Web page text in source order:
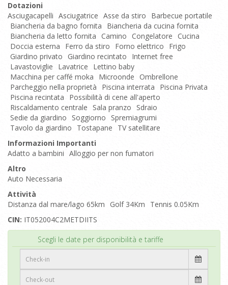
Dotazioni
Asciugacapelli Asciugatrice Asse da stiro
Barbecue portatile
Biancheria da bagno fornita
Biancheria da cucina fornita
Biancheria da letto fornita
Camino Congelatore
Cucina
Doccia esterna
Ferro da stiro Forno elettrico
Frigo
Giardino privato
Giardino recintato
Internet free
Lavastoviglie
Lavatrice
Lettino baby
Macchina per caffé moka
Microonde
Ombrellone
Parcheggio nella proprietà
Piscina interrata
Piscina Privata
Piscina recintata
Possibilità di cene all'aperto
Riscaldamento centrale Sala pranzo
Sdraio
Sedie da giardino
Soggiorno
Spremiagrumi
Tavolo da giardino
Tostapane
TV satellitare
Informazioni Importanti
Adatto a bambini Alloggio per non fumatori
Altro
Auto Necessaria
Attività
Distanza dal mare/lago 65km
Golf 34Km
Tennis 0.05Km
CIN: IT052004C2METDIITS
Scegli le date per disponibilità e tariffe